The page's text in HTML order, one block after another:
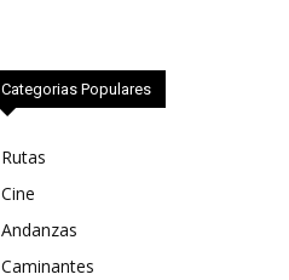
Categorias Populares
Rutas
Cine
Andanzas
Caminantes